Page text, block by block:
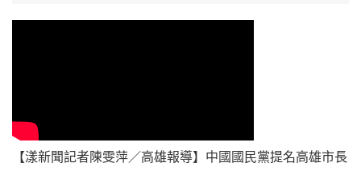
【漾新聞記者陳雯萍／高雄報導】中國國民黨提名高雄市長